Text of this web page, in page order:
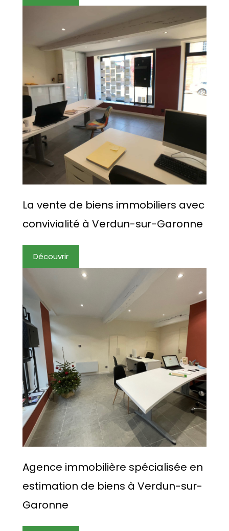
La vente de biens immobiliers avec
convivialité à Verdun-sur-Garonne
Découvrir
Agence immobilière spécialisée en
estimation de biens à Verdun-sur-
Garonne